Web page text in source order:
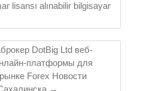
lisansı alınabilir bilgisayar
DotBig Ltd веб-
платформы для
Forex Новости
→